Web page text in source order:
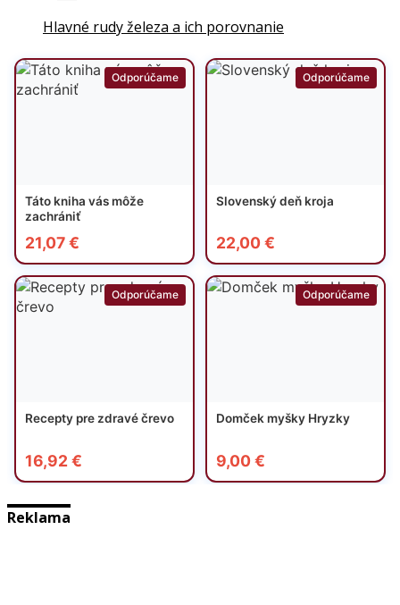
Hlavné rudy železa a ich porovnanie
Reklama